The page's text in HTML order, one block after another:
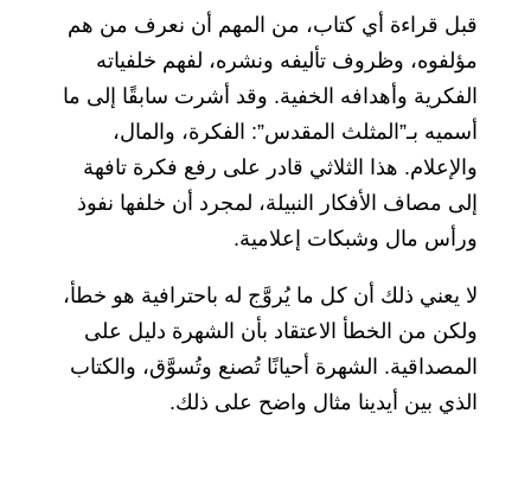
قبل قراءة أي كتاب، من المهم أن نعرف من هم
مؤلفوه، وظروف تأليفه ونشره، لفهم خلفياته
الفكرية وأهدافه الخفية. وقد أشرت سابقًا إلى ما
أسميه بـ”المثلث المقدس”: الفكرة، والمال،
والإعلام. هذا الثلاثي قادر على رفع فكرة تافهة
إلى مصاف الأفكار النبيلة، لمجرد أن خلفها نفوذ
ورأس مال وشبكات إعلامية.
لا يعني ذلك أن كل ما يُروَّج له باحترافية هو خطأ،
ولكن من الخطأ الاعتقاد بأن الشهرة دليل على
المصداقية. الشهرة أحيانًا تُصنع وتُسوَّق، والكتاب
الذي بين أيدينا مثال واضح على ذلك.